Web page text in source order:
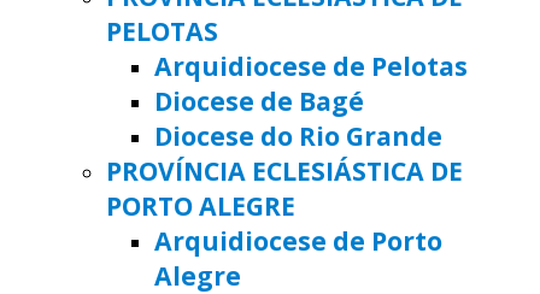
PELOTAS
Arquidiocese de Pelotas
Diocese de Bagé
Diocese do Rio Grande
PROVÍNCIA ECLESIÁSTICA DE
PORTO ALEGRE
Arquidiocese de Porto
Alegre